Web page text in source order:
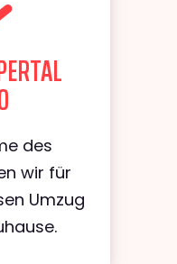
des
wir für
Umzug